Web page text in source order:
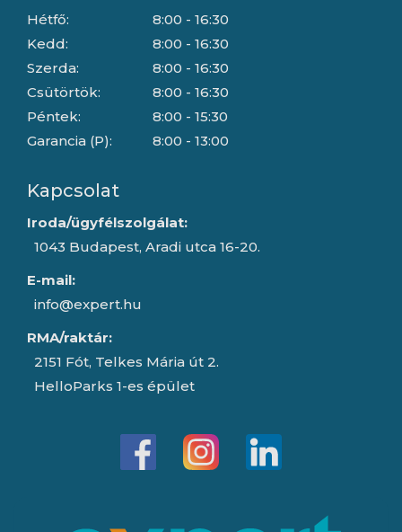
Hétfő:
Kedd:
Szerda:
Csütörtök:
Péntek:
Garancia (P):
8:00 - 16:30
8:00 - 16:30
8:00 - 16:30
8:00 - 16:30
8:00 - 15:30
8:00 - 13:00
Kapcsolat
Iroda/ügyfélszolgálat:
1043 Budapest, Aradi utca 16-20.
E-mail:
info@expert.hu
RMA/raktár:
2151 Fót, Telkes Mária út 2.
HelloParks 1-es épület